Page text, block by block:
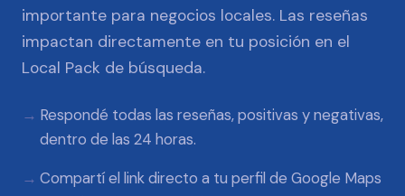
importante para negocios locales. Las reseñas
impactan directamente en tu posición en el
Local Pack de búsqueda.
Respondé todas las reseñas, positivas y negativas,
dentro de las 24 horas.
Compartí el link directo a tu perfil de Google Maps